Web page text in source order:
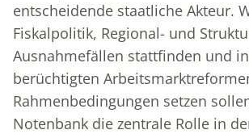
entscheidende staatliche Akteur.
Fiskalpolitik, Regional- und
Ausnahmefällen stattfinden und
berüchtigten
Rahmenbedingungen setzen
Notenbank die zentrale Rolle in